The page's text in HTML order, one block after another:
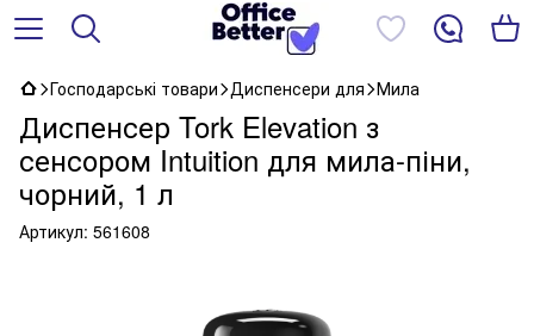
Господарські товари Диспенсери для Мила
Диспенсер Tork Elevation з
сенсором Intuition для мила-піни,
чорний, 1 л
Артикул: 561608